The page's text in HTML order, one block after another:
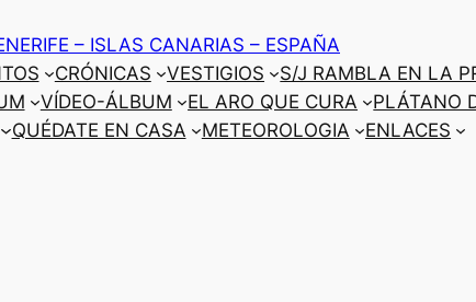
– ISLAS CANARIAS – ESPAÑA
CRÓNICAS VESTIGIOS S/J RAMBLA EN LA
VÍDEO-ÁLBUM EL ARO QUE CURA PLÁTANO
QUÉDATE EN CASA METEOROLOGIA ENLACES